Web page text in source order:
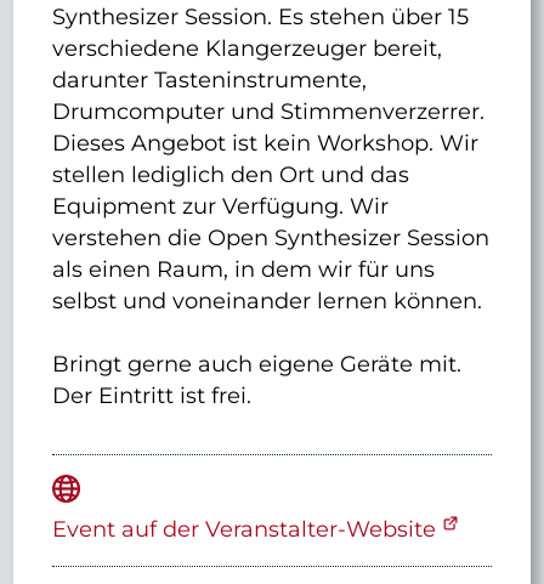
Synthesizer Session. Es stehen über 15
verschiedene Klangerzeuger bereit,
darunter Tasteninstrumente,
Drumcomputer und Stimmenverzerrer.
Dieses Angebot ist kein Workshop. Wir
stellen lediglich den Ort und das
Equipment zur Verfügung. Wir
verstehen die Open Synthesizer Session
als einen Raum, in dem wir für uns
selbst und voneinander lernen können.
Bringt gerne auch eigene Geräte mit.
Der Eintritt ist frei.
Event auf der Veranstalter-Website